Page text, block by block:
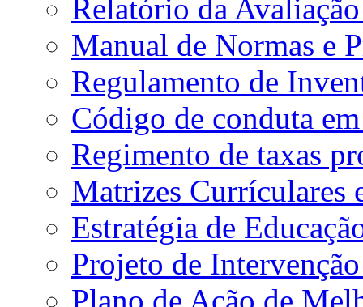
Relatório da
Manual de Normas e
Regulamento de
Código de conduta
Regimento de taxas
Matrizes Currículares
Estratégia de
Projeto de